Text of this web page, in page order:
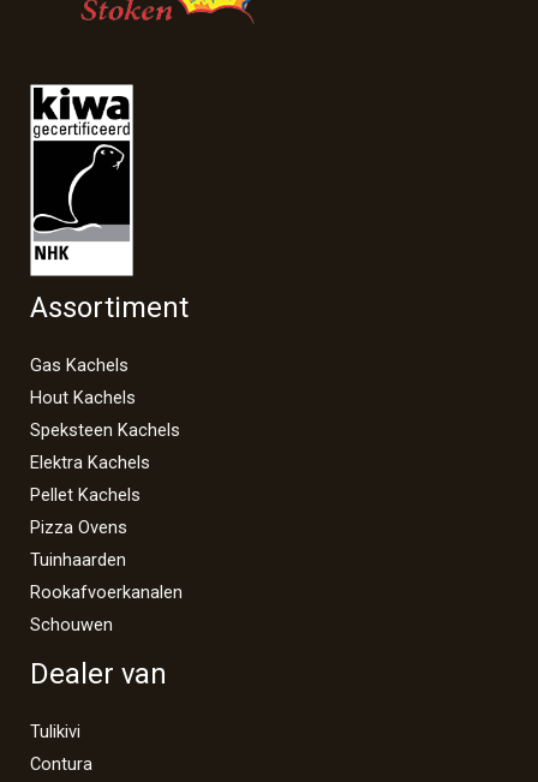
Assortiment
Gas Kachels
Hout Kachels
Speksteen Kachels
Elektra Kachels
Pellet Kachels
Pizza Ovens
Tuinhaarden
Rookafvoerkanalen
Schouwen
Dealer van
Tulikivi
Contura